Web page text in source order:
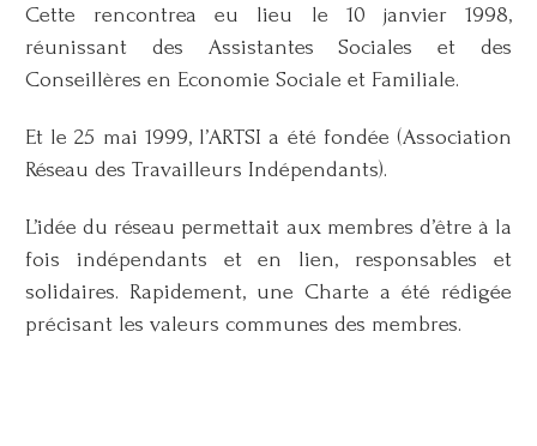
Cette rencontrea eu lieu le 10 janvier 1998,
réunissant des Assistantes Sociales et des
Conseillères en Economie Sociale et Familiale.
Et le 25 mai 1999, l’ARTSI a été fondée (Association
Réseau des Travailleurs Indépendants).
L’idée du réseau permettait aux membres d’être à la
fois indépendants et en lien, responsables et
solidaires. Rapidement, une Charte a été rédigée
précisant les valeurs communes des membres.